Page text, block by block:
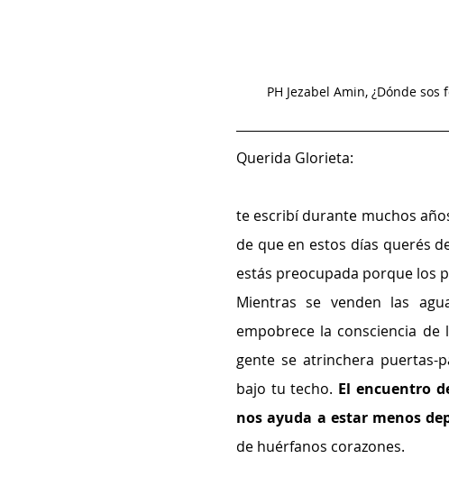
PH Jezabel Amin, ¿Dónde
Querida Glorieta:
te escribí durante muchos
de que en estos días querés
estás preocupada porque los
Mientras se venden las
empobrece la consciencia
gente se atrinchera puertas-
bajo tu techo. El encuentro
nos ayuda a estar menos
de huérfanos corazones.